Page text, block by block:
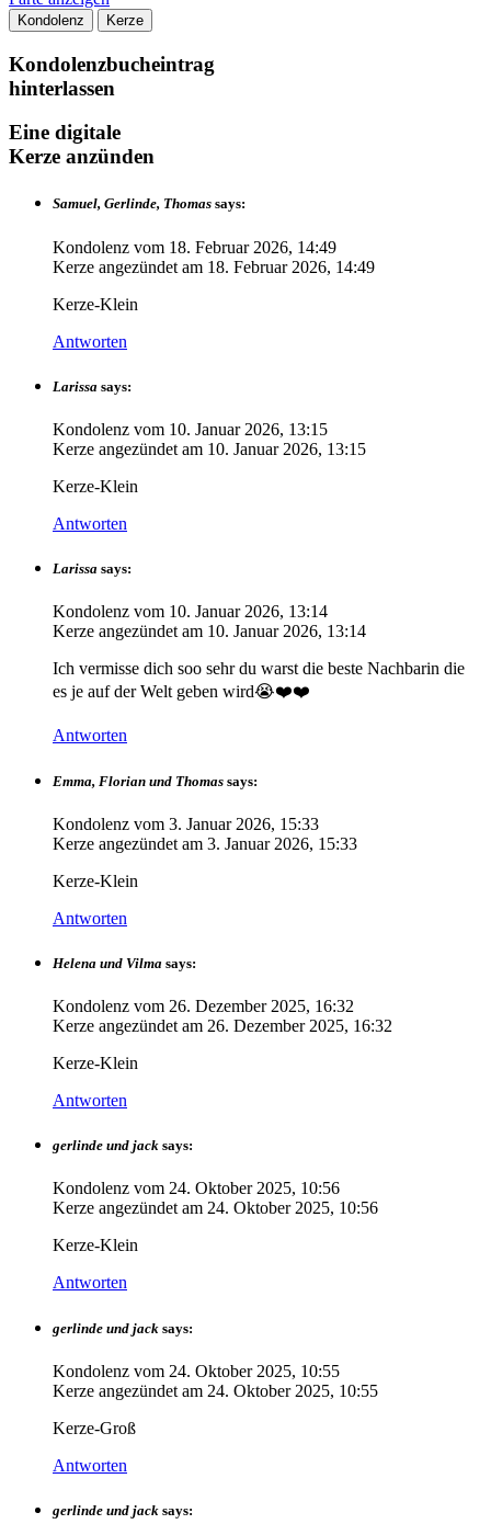
Kondolenz Kerze
Kondolenzbucheintrag
hinterlassen
Eine digitale
Kerze anzünden
Samuel, Gerlinde, Thomas says:
Kondolenz vom 18. Februar 2026, 14:49
Kerze angezündet am 18. Februar 2026, 14:49
Kerze-Klein
Antworten
Larissa says:
Kondolenz vom 10. Januar 2026, 13:15
Kerze angezündet am 10. Januar 2026, 13:15
Kerze-Klein
Antworten
Larissa says:
Kondolenz vom 10. Januar 2026, 13:14
Kerze angezündet am 10. Januar 2026, 13:14
Ich vermisse dich soo sehr du warst die beste Nachbarin die
es je auf der Welt geben wird😭❤️❤️
Antworten
Emma, Florian und Thomas says:
Kondolenz vom 3. Januar 2026, 15:33
Kerze angezündet am 3. Januar 2026, 15:33
Kerze-Klein
Antworten
Helena und Vilma says:
Kondolenz vom 26. Dezember 2025, 16:32
Kerze angezündet am 26. Dezember 2025, 16:32
Kerze-Klein
Antworten
gerlinde und jack says:
Kondolenz vom 24. Oktober 2025, 10:56
Kerze angezündet am 24. Oktober 2025, 10:56
Kerze-Klein
Antworten
gerlinde und jack says:
Kondolenz vom 24. Oktober 2025, 10:55
Kerze angezündet am 24. Oktober 2025, 10:55
Kerze-Groß
Antworten
gerlinde und jack says: